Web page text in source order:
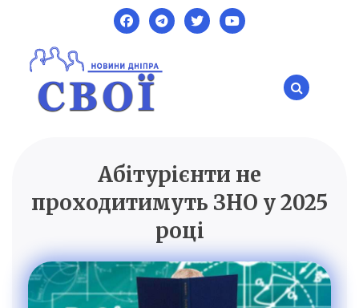
content
SVOI.DP.UA
Новини ДніпраАбітурієнти не
проходитимуть ЗНО у 2025
році